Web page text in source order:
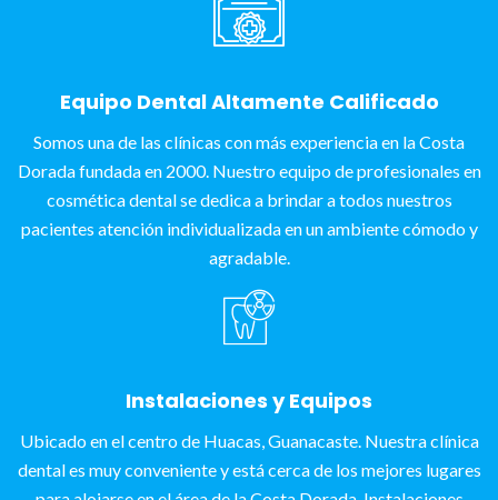
Equipo Dental Altamente Calificado
Somos una de las clínicas con más experiencia en la Costa
Dorada fundada en 2000. Nuestro equipo de profesionales en
cosmética dental se dedica a brindar a todos nuestros
pacientes atención individualizada en un ambiente cómodo y
agradable.
Instalaciones y Equipos
Ubicado en el centro de Huacas, Guanacaste. Nuestra clínica
dental es muy conveniente y está cerca de los mejores lugares